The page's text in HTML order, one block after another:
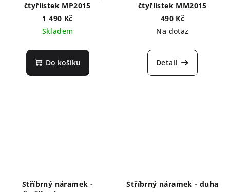
čtyřlístek MP2015
1 490 Kč
Skladem
Do košíku
čtyřlístek MM2015
490 Kč
Na dotaz
Detail
Stříbrný náramek -
Stříbrný náramek - duha